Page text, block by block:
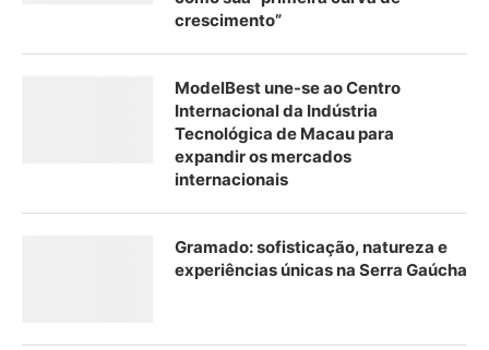
crescimento”
ModelBest une-se ao Centro
Internacional da Indústria
Tecnológica de Macau para
expandir os mercados
internacionais
Gramado: sofisticação, natureza e
experiências únicas na Serra Gaúcha